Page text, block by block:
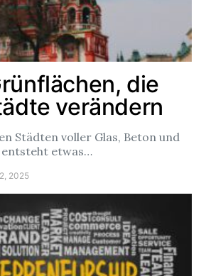
die
verändern
Städten voller Glas, Beton und
etwas…
2025